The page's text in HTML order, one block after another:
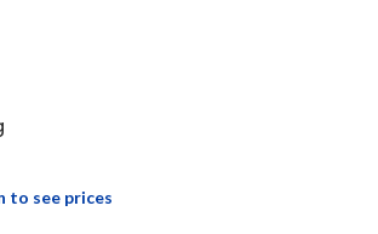
to see prices